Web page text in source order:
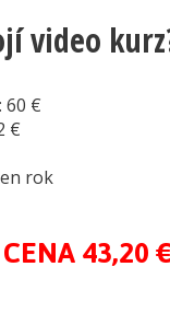
video
60 €
€
rok
43,20